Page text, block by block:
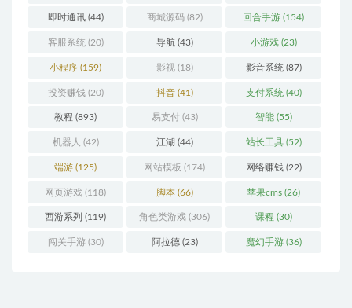
即时通讯(44) 商城源码(82) 回合手游 (154)
客服系统 (20) 导航(43) 小游戏(23)
小程序 (159) 影视(18) 影音系统 (87)
投资赚钱 (20) 抖音(41) 支付系统 (40)
教程 (893) 易支付(43) 智能(55)
机器人 (42) 江湖 (44) 站长工具(52)
端游 (125) 网站模板 (174) 网络赚钱(22)
网页游戏 (118) 脚本(66) 苹果cms (26)
西游系列 (119) 角色类游戏 (306) 课程 (30)
闯关手游(30) 阿拉德(23) 魔幻手游(36)